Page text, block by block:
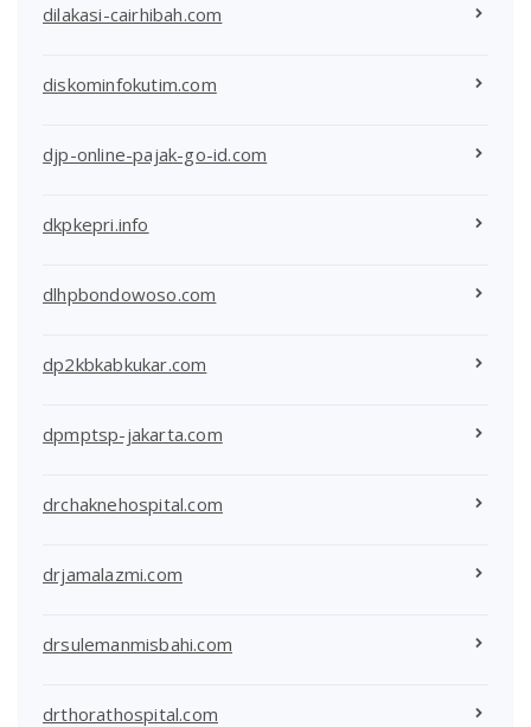
dilakasi-cairhibah.com
diskominfokutim.com
djp-online-pajak-go-id.com
dkpkepri.info
dlhpbondowoso.com
dp2kbkabkukar.com
dpmptsp-jakarta.com
drchaknehospital.com
drjamalazmi.com
drsulemanmisbahi.com
drthorathospital.com